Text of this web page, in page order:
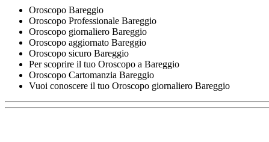
Oroscopo Bareggio
Oroscopo Professionale Bareggio
Oroscopo giornaliero Bareggio
Oroscopo aggiornato Bareggio
Oroscopo sicuro Bareggio
Per scoprire il tuo Oroscopo a Bareggio
Oroscopo Cartomanzia Bareggio
Vuoi conoscere il tuo Oroscopo giornaliero Bareggio